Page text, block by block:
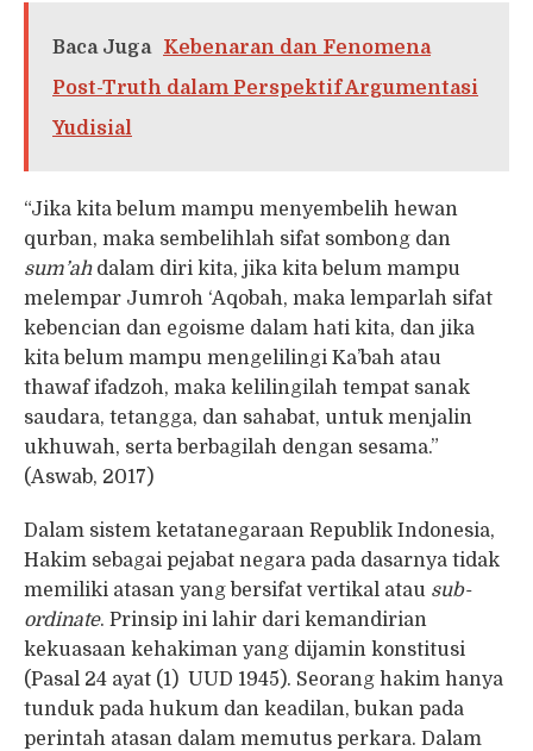
Baca Juga
Kebenaran dan Fenomena
Post-Truth dalam Perspektif Argumentasi
Yudisial
“Jika kita belum mampu menyembelih hewan
qurban, maka sembelihlah sifat sombong dan
sum’ahdalam diri kita, jika kita belum mampu
melempar Jumroh ‘Aqobah, maka lemparlah sifat
kebencian dan egoisme dalam hati kita, dan jika
kita belum mampu mengelilingi Ka’bah atau
thawaf ifadzoh, maka kelilingilah tempat sanak
saudara, tetangga, dan sahabat, untuk menjalin
ukhuwah, serta berbagilah dengan sesama.”
(Aswab, 2017)
Dalam sistem ketatanegaraan Republik Indonesia,
Hakim sebagai pejabat negara pada dasarnya tidak
memiliki atasan yang bersifat vertikal atau sub-
ordinate. Prinsip ini lahir dari kemandirian
kekuasaan kehakiman yang dijamin konstitusi
(Pasal 24 ayat (1) UUD 1945). Seorang hakim hanya
tunduk pada hukum dan keadilan, bukan pada
perintah atasan dalam memutus perkara. Dalam